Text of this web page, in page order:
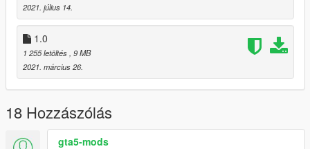
2021. július 14.
1.0
1 255 letöltés , 9 MB
2021. március 26.
18 Hozzászólás
gta5-mods